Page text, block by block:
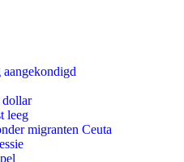
dollar
leeg
migranten Ceuta